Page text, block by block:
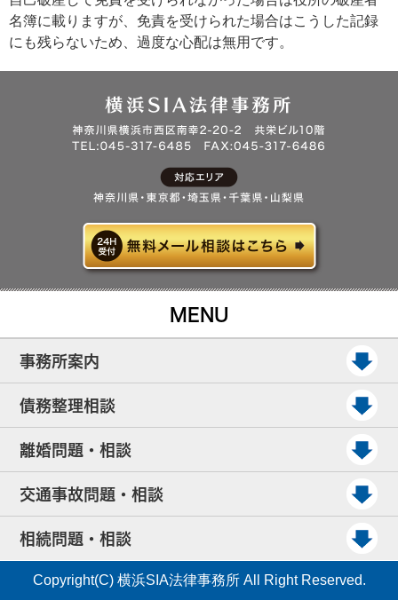
名簿に載りますが、免責を受けられた場合はこうした記録
にも残らないため、過度な心配は無用です。
MENU
事務所案内
債務整理相談
離婚問題・相談
交通事故問題・相談
相続問題・相談
Copyright(C) 横浜SIA法律事務所 All Right Reserved.